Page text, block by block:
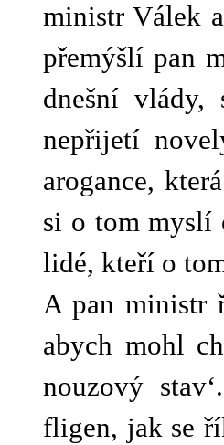
ministr Válek
přemýšlí pan
dnešní
nepřijetí
arogance,
si o tom myslí
lidé, kteří o
A pan ministr
abych mohl
nouzový
fligen, jak se